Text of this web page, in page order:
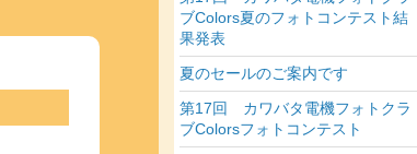
ブColors夏のフォトコンテスト結
果発表
夏のセールのご案内です
第17回 カワバタ電機フォトクラ
ブColorsフォトコンテスト